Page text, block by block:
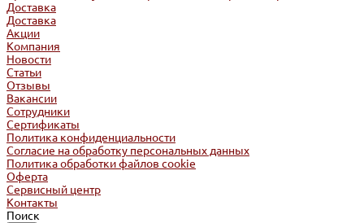
Доставка
Доставка
Акции
Компания
Новости
Статьи
Отзывы
Вакансии
Сотрудники
Сертификаты
Политика конфиденциальности
Согласие на обработку персональных данных
Политика обработки файлов cookie
Оферта
Сервисный центр
Контакты
Поиск